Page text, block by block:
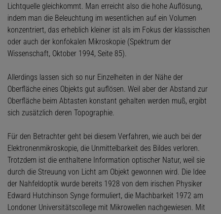
Lichtquelle gleichkommt. Man erreicht also die hohe Auflösung,
indem man die Beleuchtung im wesentlichen auf ein Volumen
konzentriert, das erheblich kleiner ist als im Fokus der klassischen
oder auch der konfokalen Mikroskopie (Spektrum der
Wissenschaft, Oktober 1994, Seite 85).
Allerdings lassen sich so nur Einzelheiten in der Nähe der
Oberfläche eines Objekts gut auflösen. Weil aber der Abstand zur
Oberfläche beim Abtasten konstant gehalten werden muß, ergibt
sich zusätzlich deren Topographie.
Für den Betrachter geht bei diesem Verfahren, wie auch bei der
Elektronenmikroskopie, die Unmittelbarkeit des Bildes verloren.
Trotzdem ist die enthaltene Information optischer Natur, weil sie
durch die Streuung von Licht am Objekt gewonnen wird. Die Idee
der Nahfeldoptik wurde bereits 1928 von dem irischen Physiker
Edward Hutchinson Synge formuliert, die Machbarkeit 1972 am
Londoner Universitätscollege mit Mikrowellen nachgewiesen. Mit